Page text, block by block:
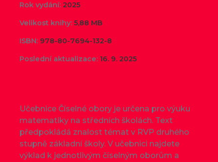
Rok vydání: 2025
Velikost knihy: 5,88 MB
ISBN: 978-80-7694-132-8
Poslední aktualizace: 16. 9. 2025
Učebnice Číselné obory je určena pro výuku
matematiky na středních školách. Text
předpokládá znalost témat v RVP druhého
stupně základní školy. V učebnici najdete
výklad k jednotlivým číselným oborům a